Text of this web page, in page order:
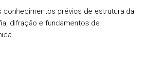
conhecimentos prévios de estrutura da
difração e fundamentos de